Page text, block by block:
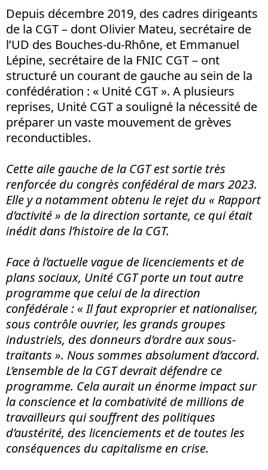
Depuis décembre 2019, des cadres dirigeants
de la CGT – dont Olivier Mateu, secrétaire de
l’UD des Bouches-du-Rhône, et Emmanuel
Lépine, secrétaire de la FNIC CGT – ont
structuré un courant de gauche au sein de la
confédération : « Unité CGT ». A plusieurs
reprises, Unité CGT a souligné la nécessité de
préparer un vaste mouvement de grèves
reconductibles.
Cette aile gauche de la CGT est sortie très
renforcée du congrès confédéral de mars 2023.
Elle y a notamment obtenu le rejet du « Rapport
d’activité » de la direction sortante, ce qui était
inédit dans l’histoire de la CGT.
Face à l’actuelle vague de licenciements et de
plans sociaux, Unité CGT porte un tout autre
programme que celui de la direction
confédérale : « Il faut exproprier et nationaliser,
sous contrôle ouvrier, les grands groupes
industriels, des donneurs d’ordre aux sous-
traitants ». Nous sommes absolument d’accord.
L’ensemble de la CGT devrait défendre ce
programme. Cela aurait un énorme impact sur
la conscience et la combativité de millions de
travailleurs qui souffrent des politiques
d’austérité, des licenciements et de toutes les
conséquences du capitalisme en crise.